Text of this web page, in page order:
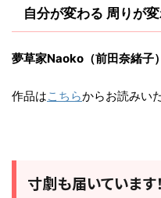
自分が変わる 周りが
夢草家Naoko（前田奈緒子
作品はこちらからお読みい
寸劇も届いています！